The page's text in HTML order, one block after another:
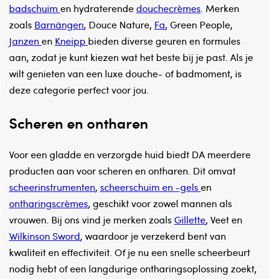
badschuim en hydraterendedouchecrèmes. Merken
zoals Barnängen, Douce Nature, Fa, Green People,
Janzenen Kneipp bieden diverse geuren en formules
aan, zodat je kunt kiezen wat het beste bij je past. Als je
wilt genieten van een luxe douche- of badmoment, is
deze categorie perfect voor jou.
Scheren en ontharen
Voor een gladde en verzorgde huid biedt DA meerdere
producten aan voor scheren en ontharen. Dit omvat
scheerinstrumenten, scheerschuim en -gelsen
ontharingscrèmes, geschikt voor zowel mannen als
vrouwen. Bij ons vind je merken zoalsGillette, Veet en
Wilkinson Sword, waardoor je verzekerd bent van
kwaliteit en effectiviteit. Of je nu een snelle scheerbeurt
nodig hebt of een langdurige ontharingsoplossing zoekt,